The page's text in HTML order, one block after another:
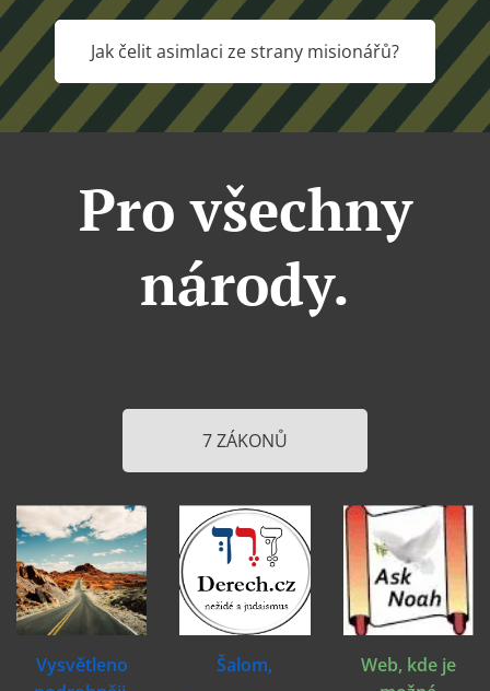
Jak čelit asimlaci ze strany misionářů?
Pro všechny
národy.
7 ZÁKONŮ
Vysvětleno
Šalom,
Web, kde je